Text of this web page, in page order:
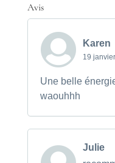
Avis
Karen
19
Une belle
waouhhh
Julie